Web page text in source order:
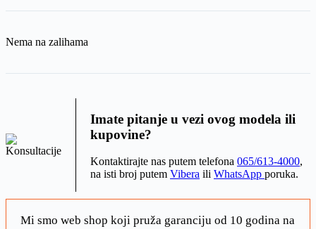
Nema na zalihama
Imate pitanje u vezi ovog modela ili
kupovine?
Kontaktirajte nas putem telefona 065/613-4000,
na isti broj putem Vibera ili WhatsApp poruka.
Mi smo web shop koji pruža garanciju od 10 godina na